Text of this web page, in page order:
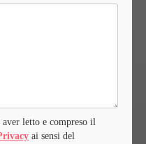
letto e compreso il
ai sensi del